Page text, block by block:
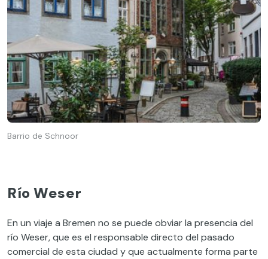
Barrio de Schnoor
Río Weser
En un viaje a Bremen no se puede obviar la presencia del
río Weser, que es el responsable directo del pasado
comercial de esta ciudad y que actualmente forma parte